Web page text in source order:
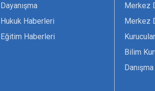
Dayanışma
Hukuk Haberleri
Eğitim Haberleri
Merkez
Merkez
Kurucular
Bilim